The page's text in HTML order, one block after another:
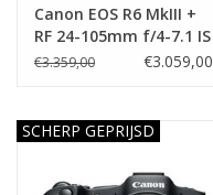
Canon EOS R6 MkIII +
RF 24-105mm f/4-7.1 IS
STM
€3.359,00 €3.059,00
SCHERP GEPRIJSD